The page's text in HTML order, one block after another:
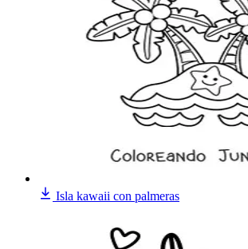
Isla kawaii con palmeras